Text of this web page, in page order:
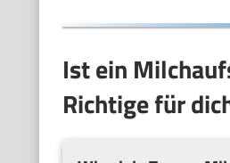
Ist ein
Richtige für